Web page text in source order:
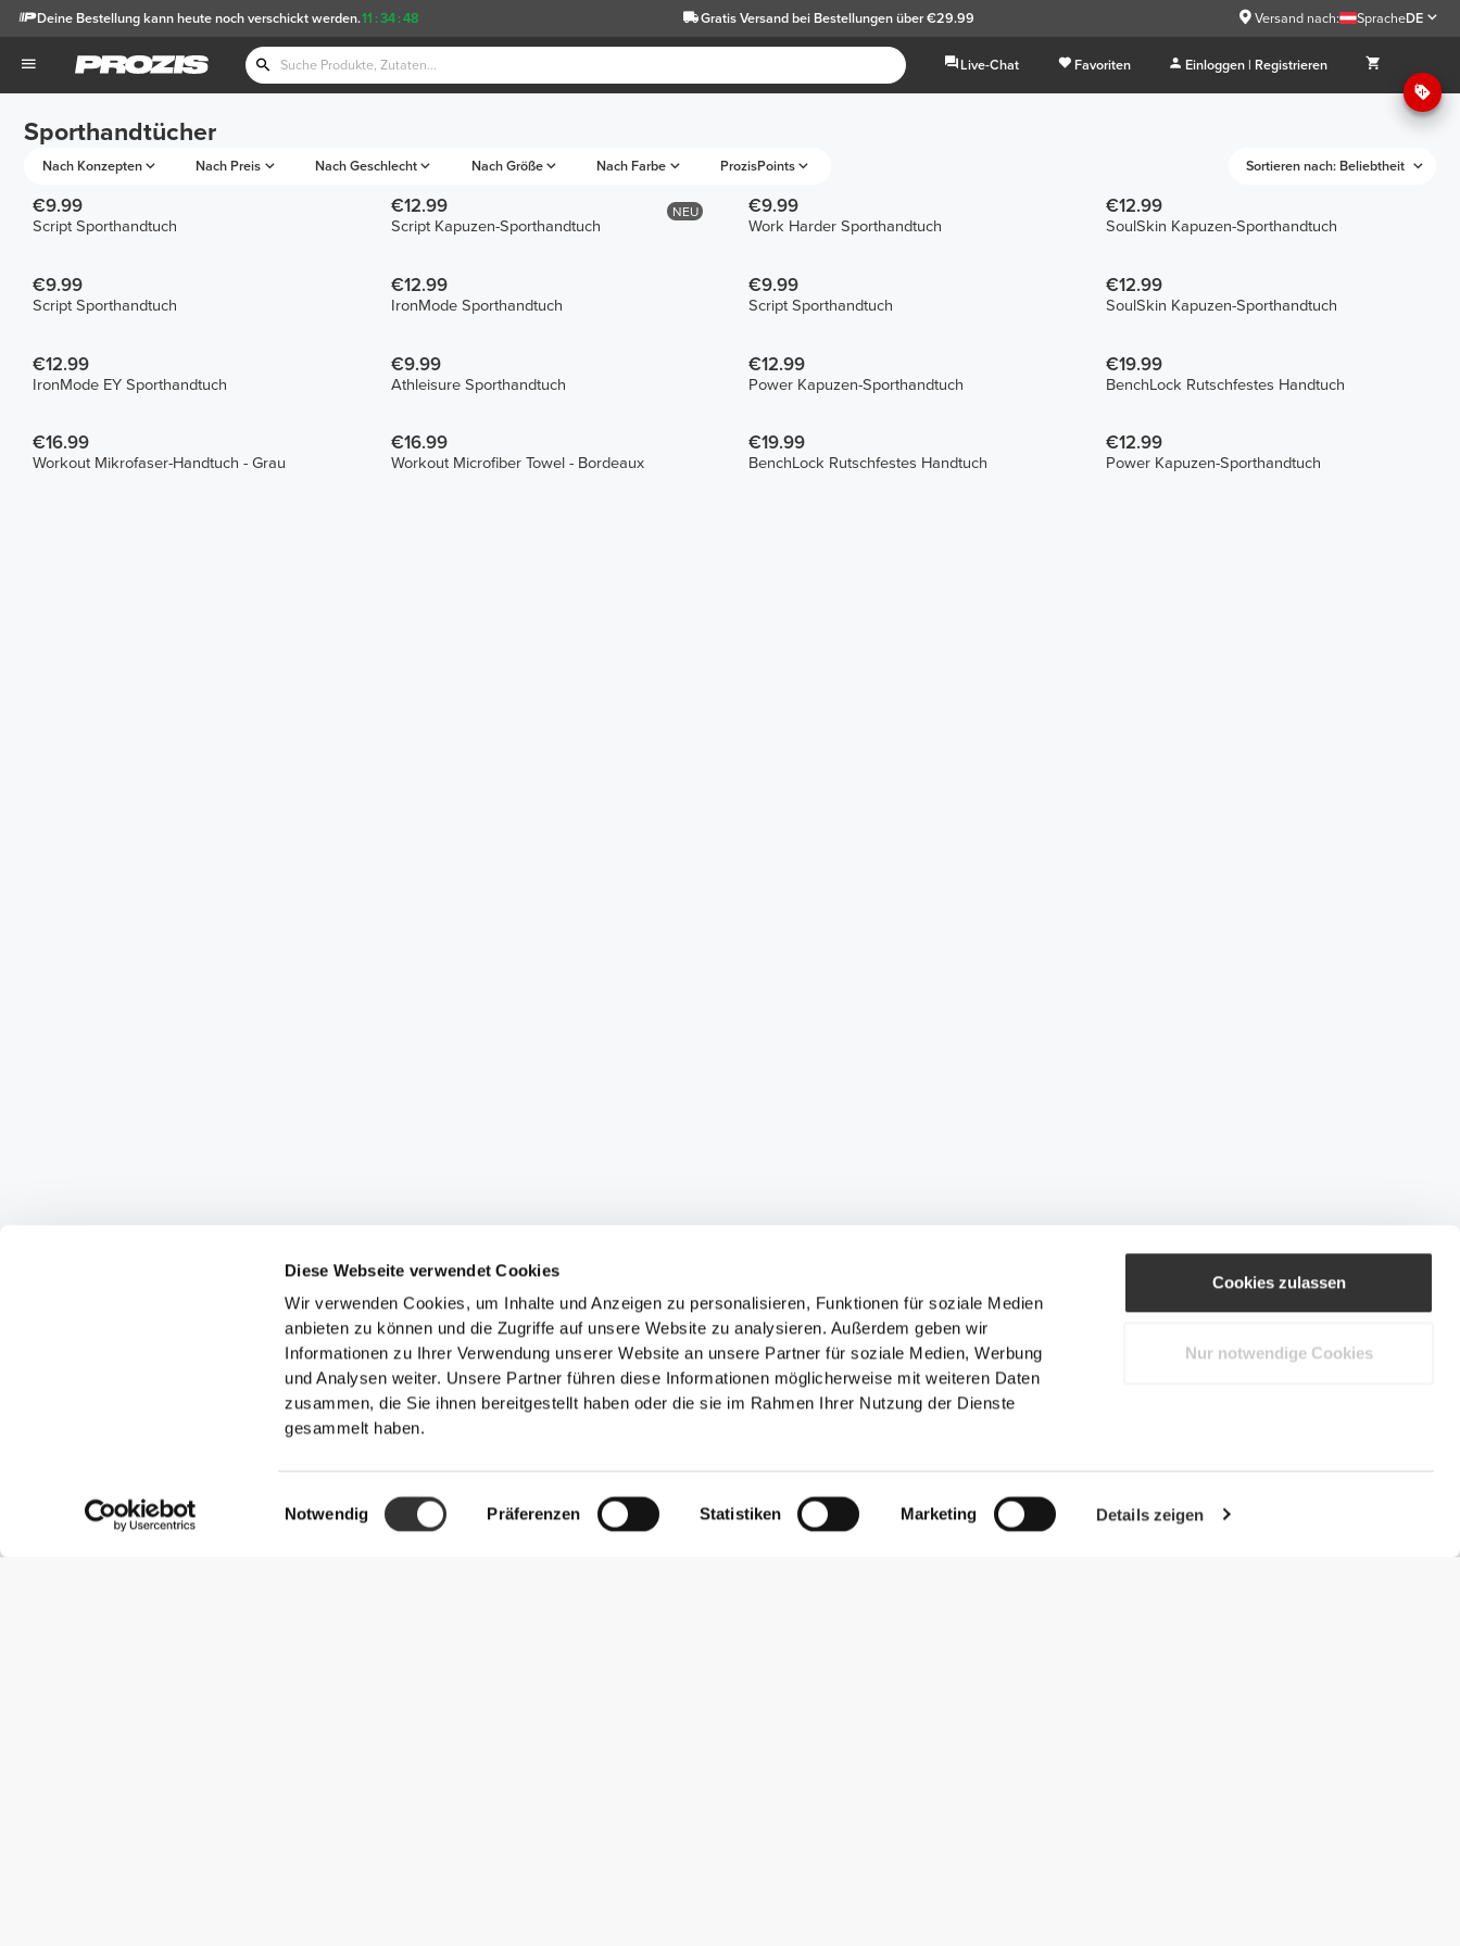
Diese Webseite verwendet Cookies
Wir verwenden Cookies, um Inhalte und Anzeigen zu personalisieren, Funktionen für soziale Medien
anbieten zu können und die Zugriffe auf unsere Website zu analysieren. Außerdem geben wir
Informationen zu Ihrer Verwendung unserer Website an unsere Partner für soziale Medien, Werbung
und Analysen weiter. Unsere Partner führen diese Informationen möglicherweise mit weiteren Daten
zusammen, die Sie ihnen bereitgestellt haben oder die sie im Rahmen Ihrer Nutzung der Dienste
gesammelt haben.
Einwilligungsauswahl
Notwendig Präferenzen Statistiken Marketing Details zeigen
Cookies zulassen
Nur notwendige Cookies
11 :34 :48
Deine Bestellung kann heute noch verschickt werden. Gratis Versandbei Bestellungen über €29.99 Versand nach: SpracheDE
Live-Chat Favoriten Einloggen | Registrieren
Sporthandtücher
Nach Konzepten Nach Preis Nach Geschlecht Nach Größe Nach Farbe ProzisPoints Sortieren nach: Beliebtheit
€9.99
Script Sporthandtuch
NEU
€12.99
Script Kapuzen-Sporthandtuch
€9.99
Work Harder Sporthandtuch
€12.99
SoulSkin Kapuzen-Sporthandtuch
€9.99
Script Sporthandtuch
€12.99
IronMode Sporthandtuch
€9.99
Script Sporthandtuch
€12.99
SoulSkin Kapuzen-Sporthandtuch
€12.99
IronMode EY Sporthandtuch
€9.99
Athleisure Sporthandtuch
€12.99
Power Kapuzen-Sporthandtuch
€19.99
BenchLock Rutschfestes Handtuch
€16.99
Workout Mikrofaser-Handtuch - Grau
€16.99
Workout Microfiber Towel - Bordeaux
€19.99
BenchLock Rutschfestes Handtuch
€12.99
Power Kapuzen-Sporthandtuch